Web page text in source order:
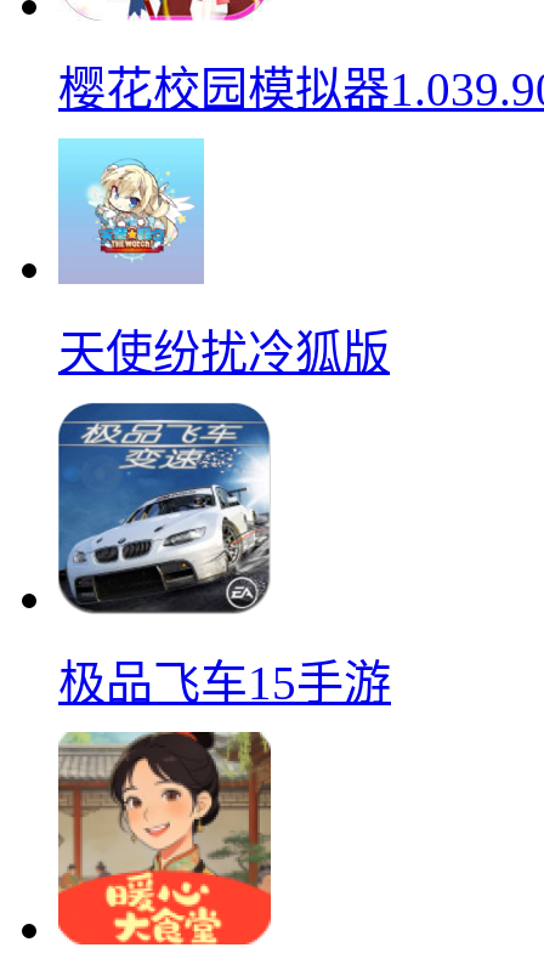
樱花校园模拟器
天使纷扰冷狐版
极品飞车15手游